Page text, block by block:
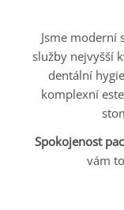
Jsme moderní
služby nejvyšší
dentální
komplexní
Spokojenost
vám